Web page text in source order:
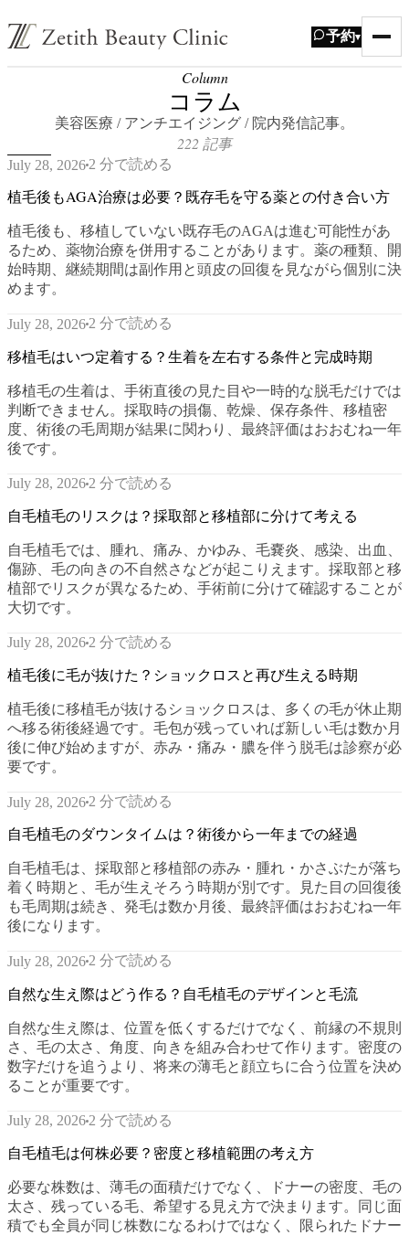
予約▾
Column
コラム
美容医療 / アンチエイジング / 院内発信記事。
222 記事
July 28, 2026 2 分で読める
植毛後もAGA治療は必要？既存毛を守る薬との付き合い方
植毛後も、移植していない既存毛のAGAは進む可能性があ
るため、薬物治療を併用することがあります。薬の種類、開
始時期、継続期間は副作用と頭皮の回復を見ながら個別に決
めます。
July 28, 2026 2 分で読める
移植毛はいつ定着する？生着を左右する条件と完成時期
移植毛の生着は、手術直後の見た目や一時的な脱毛だけでは
判断できません。採取時の損傷、乾燥、保存条件、移植密
度、術後の毛周期が結果に関わり、最終評価はおおむね一年
後です。
July 28, 2026 2 分で読める
自毛植毛のリスクは？採取部と移植部に分けて考える
自毛植毛では、腫れ、痛み、かゆみ、毛嚢炎、感染、出血、
傷跡、毛の向きの不自然さなどが起こりえます。採取部と移
植部でリスクが異なるため、手術前に分けて確認することが
大切です。
July 28, 2026 2 分で読める
植毛後に毛が抜けた？ショックロスと再び生える時期
植毛後に移植毛が抜けるショックロスは、多くの毛が休止期
へ移る術後経過です。毛包が残っていれば新しい毛は数か月
後に伸び始めますが、赤み・痛み・膿を伴う脱毛は診察が必
要です。
July 28, 2026 2 分で読める
自毛植毛のダウンタイムは？術後から一年までの経過
自毛植毛は、採取部と移植部の赤み・腫れ・かさぶたが落ち
着く時期と、毛が生えそろう時期が別です。見た目の回復後
も毛周期は続き、発毛は数か月後、最終評価はおおむね一年
後になります。
July 28, 2026 2 分で読める
自然な生え際はどう作る？自毛植毛のデザインと毛流
自然な生え際は、位置を低くするだけでなく、前縁の不規則
さ、毛の太さ、角度、向きを組み合わせて作ります。密度の
数字だけを追うより、将来の薄毛と顔立ちに合う位置を決め
ることが重要です。
July 28, 2026 2 分で読める
自毛植毛は何株必要？密度と移植範囲の考え方
必要な株数は、薄毛の面積だけでなく、ドナーの密度、毛の
太さ、残っている毛、希望する見え方で決まります。同じ面
積でも全員が同じ株数になるわけではなく、限られたドナー